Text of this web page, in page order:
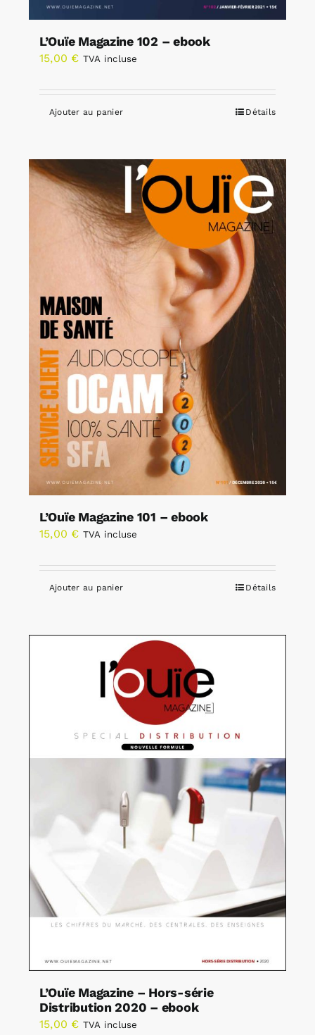
L’Ouïe Magazine 102 – ebook
15,00 € TVA incluse
Ajouter au panier Détails
L’Ouïe Magazine 101 – ebook
15,00 € TVA incluse
Ajouter au panier Détails
L’Ouïe Magazine – Hors-série
Distribution 2020 – ebook
15,00 € TVA incluse